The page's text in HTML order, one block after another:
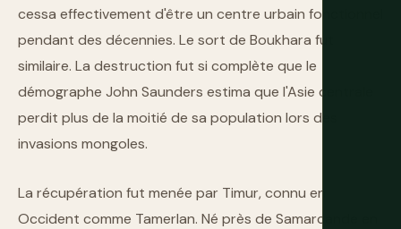
cessa effectivement d'être un centre urbain fonctionnel
pendant des décennies. Le sort de Boukhara fut
similaire. La destruction fut si complète que le
démographe John Saunders estima que l'Asie centrale
perdit plus de la moitié de sa population lors des
invasions mongoles.
La récupération fut menée par Timur, connu en
Occident comme Tamerlan. Né près de Samarcande en